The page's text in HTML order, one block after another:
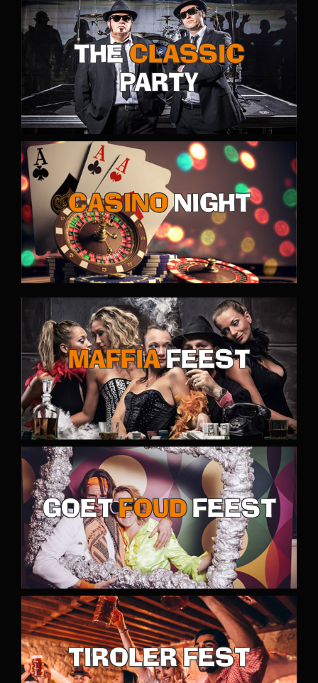
THECLASSIC
PARTY
CASINONIGHT
MAFFIAFEEST
GOETFOUDFEEST
TIROLER FEST